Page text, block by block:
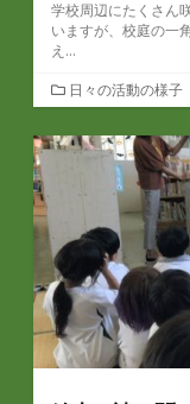
学校周辺にたくさん
いますが、校庭の一
え...
カ
テ
ゴ
リ
日々の活動の様子